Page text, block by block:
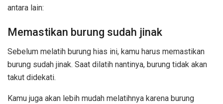
antara lain:
Memastikan burung sudah jinak
Sebelum melatih burung hias ini, kamu harus memastikan
burung sudah jinak. Saat dilatih nantinya, burung tidak akan
takut didekati.
Kamu juga akan lebih mudah melatihnya karena burung